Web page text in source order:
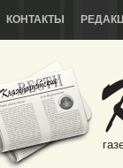
КОНТАКТЫ